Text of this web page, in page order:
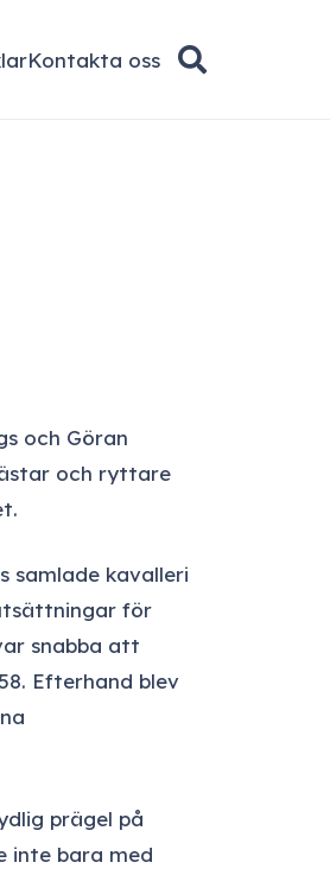
Kontakta oss
och Göran
och ryttare
samlade kavalleri
för
snabba att
Efterhand blev
prägel på
inte bara med